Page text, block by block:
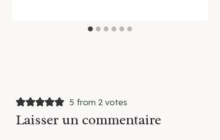
5 from 2 votes
Laisser un commentaire